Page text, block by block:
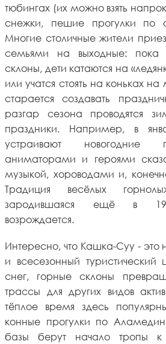
тюбингах (их можно взять
снежки, пешие прогулки по
Многие столичные жители
семьями на выходные: пока
склоны, дети катаются на
или учатся стоять на коньках
старается создавать
разгар сезона проводятся
праздники. Например, в
устраивают новогодние
аниматорами и героями
музыкой, хороводами и,
Традиция весёлых
зародившаяся ещё в
возрождается.
Интересно, что Кашка-Суу - это
и всесезонный туристический
снег, горные склоны
трассы для других видов
тёплое время здесь
конные прогулки по
базы берут начало тропы